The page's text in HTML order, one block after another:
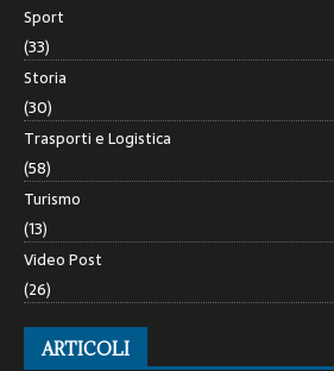
Sport
(33)
Storia
(30)
Trasporti e Logistica
(58)
Turismo
(13)
Video Post
(26)
ARTICOLI